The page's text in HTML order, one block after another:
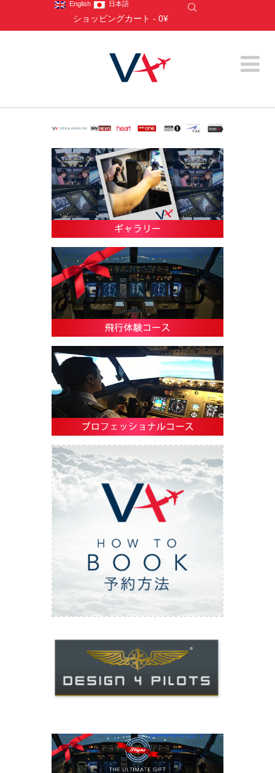
English 日本語
ショッピングカート - 0¥
ご予約方法